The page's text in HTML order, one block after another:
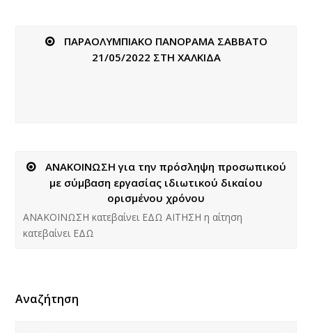
ΠΑΡΑΟΛΥΜΠΙΑΚΟ ΠΑΝΟΡΑΜΑ ΣΑΒΒΑΤΟ
21/05/2022 ΣΤΗ ΧΑΛΚΙΔΑ
ΑΝΑΚΟΙΝΩΣΗ για την πρόσληψη προσωπικού
με σύμβαση εργασίας ιδιωτικού δικαίου
ορισμένου χρόνου
ΑΝΑΚΟΙΝΩΣΗ κατεβαίνει ΕΔΩ ΑΙΤΗΣΗ η αίτηση
κατεβαίνει ΕΔΩ
Αναζήτηση